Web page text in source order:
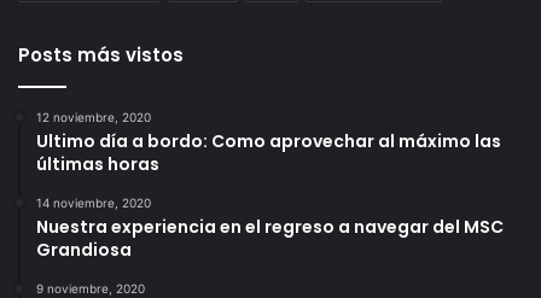
Posts más vistos
12 noviembre, 2020
Ultimo día a bordo: Como aprovechar al máximo las
últimas horas
14 noviembre, 2020
Nuestra experiencia en el regreso a navegar del MSC
Grandiosa
9 noviembre, 2020